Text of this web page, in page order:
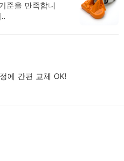
준을 만족합니
에 간편 교체 OK!